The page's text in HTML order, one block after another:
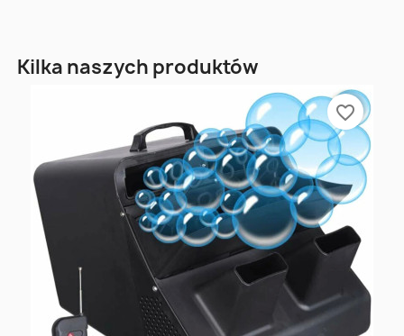
Kilka naszych produktów
favorite_border